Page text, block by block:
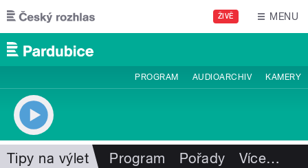
Přejít k hlavnímu obsahu
ŽIVĚ MENU
PROGRAM AUDIOARCHIV KAMERY
Tipy na výlet Program Pořady Více…